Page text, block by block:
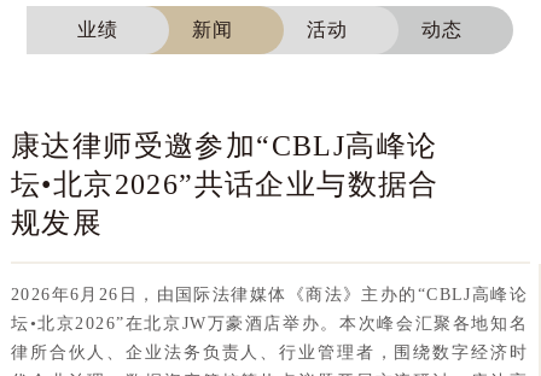
业绩 新闻 活动 动态
康达律师受邀参加“CBLJ高峰论
坛•北京2026”共话企业与数据合
规发展
2026年6月26日，由国际法律媒体《商法》主办的“CBLJ高峰论
坛•北京2026”在北京JW万豪酒店举办。本次峰会汇聚各地知名
律所合伙人、企业法务负责人、行业管理者，围绕数字经济时